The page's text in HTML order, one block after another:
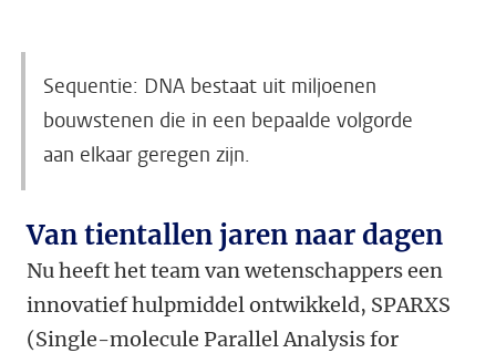
Sequentie: DNA bestaat uit miljoenen
bouwstenen die in een bepaalde volgorde
aan elkaar geregen zijn.
Van tientallen jaren naar dagen
Nu heeft het team van wetenschappers een
innovatief hulpmiddel ontwikkeld, SPARXS
(Single-molecule Parallel Analysis for